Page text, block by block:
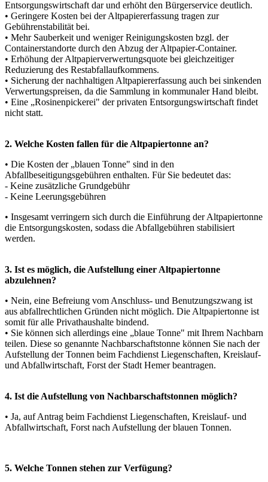
Entsorgungswirtschaft dar und erhöht den Bürgerservice deutlich.
• Geringere Kosten bei der Altpapiererfassung tragen zur
Gebührenstabilität bei.
• Mehr Sauberkeit und weniger Reinigungskosten bzgl. der
Containerstandorte durch den Abzug der Altpapier-Container.
• Erhöhung der Altpapierverwertungsquote bei gleichzeitiger
Reduzierung des Restabfallaufkommens.
• Sicherung der nachhaltigen Altpapiererfassung auch bei sinkenden
Verwertungspreisen, da die Sammlung in kommunaler Hand bleibt.
• Eine „Rosinenpickerei" der privaten Entsorgungswirtschaft findet
nicht statt.
2. Welche Kosten fallen für die Altpapiertonne an?
• Die Kosten der „blauen Tonne" sind in den
Abfallbeseitigungsgebühren enthalten. Für Sie bedeutet das:
- Keine zusätzliche Grundgebühr
- Keine Leerungsgebühren
• Insgesamt verringern sich durch die Einführung der Altpapiertonne
die Entsorgungskosten, sodass die Abfallgebühren stabilisiert
werden.
3. Ist es möglich, die Aufstellung einer Altpapiertonne
abzulehnen?
• Nein, eine Befreiung vom Anschluss- und Benutzungszwang ist
aus abfallrechtlichen Gründen nicht möglich. Die Altpapiertonne ist
somit für alle Privathaushalte bindend.
• Sie können sich allerdings eine „blaue Tonne" mit Ihrem Nachbarn
teilen. Diese so genannte Nachbarschaftstonne können Sie nach der
Aufstellung der Tonnen beim Fachdienst Liegenschaften, Kreislauf-
und Abfallwirtschaft, Forst der Stadt Hemer beantragen.
4. Ist die Aufstellung von Nachbarschaftstonnen möglich?
• Ja, auf Antrag beim Fachdienst Liegenschaften, Kreislauf- und
Abfallwirtschaft, Forst nach Aufstellung der blauen Tonnen.
5. Welche Tonnen stehen zur Verfügung?